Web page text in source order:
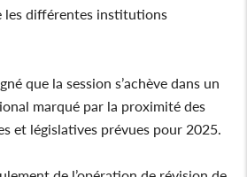
les différentes institutions
que la session s’achève dans un
marqué par la proximité des
et législatives prévues pour 2025.